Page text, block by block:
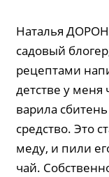
Наталья
садовый
рецептами
детстве у меня
варила
средство. Это
меду, и пили
чай.